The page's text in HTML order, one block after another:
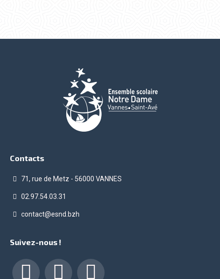
Contacts
71, rue de Metz - 56000 VANNES
02.97.54.03.31
contact@esnd.bzh
Suivez-nous !